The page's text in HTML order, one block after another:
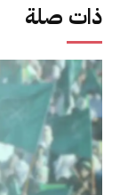
ذات صلة